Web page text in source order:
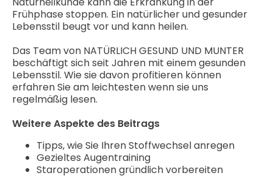
Frühphase stoppen. Ein natürlicher und gesunder
Lebensstil beugt vor und kann heilen.
Das Team von NATÜRLICH GESUND UND MUNTER
beschäftigt sich seit Jahren mit einem gesunden
Lebensstil. Wie sie davon profitieren können
erfahren Sie am leichtesten wenn sie uns
regelmäßig lesen.
Weitere Aspekte des Beitrags
Tipps, wie Sie Ihren Stoffwechsel anregen
Gezieltes Augentraining
Staroperationen gründlich vorbereiten